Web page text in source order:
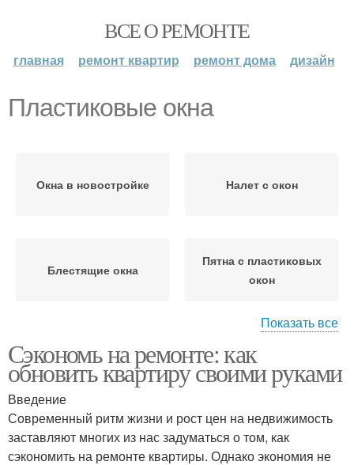
ВСЕ О РЕМОНТЕ
главная ремонт квартир ремонт дома дизайн
Пластиковые окна
Окна в новостройке Налет с окон
Блестящие окна
Пятна с пластиковых
окон
пластиковых окнах
Профиль на окнах
Окна для квартиры Окна для офиса
Показать все
Сэкономь на ремонте: как
обновить квартиру своими руками
Введение
Современный ритм жизни и рост цен на недвижимость
заставляют многих из нас задуматься о том, как
сэкономить на ремонте квартиры. Однако экономия не